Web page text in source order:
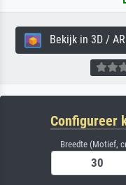
Bekijk in 3D / AR
Configureer
Breedte (Motief,